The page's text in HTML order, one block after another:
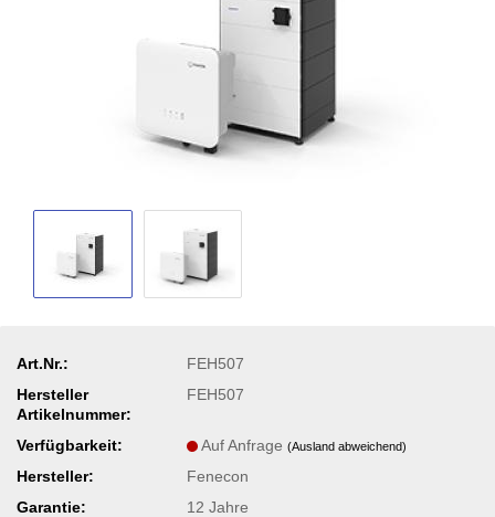
Art.Nr.:
FEH507
Hersteller
Artikelnummer:
FEH507
Verfügbarkeit: Auf Anfrage (Ausland abweichend)
Hersteller:
Fenecon
Garantie:
12 Jahre